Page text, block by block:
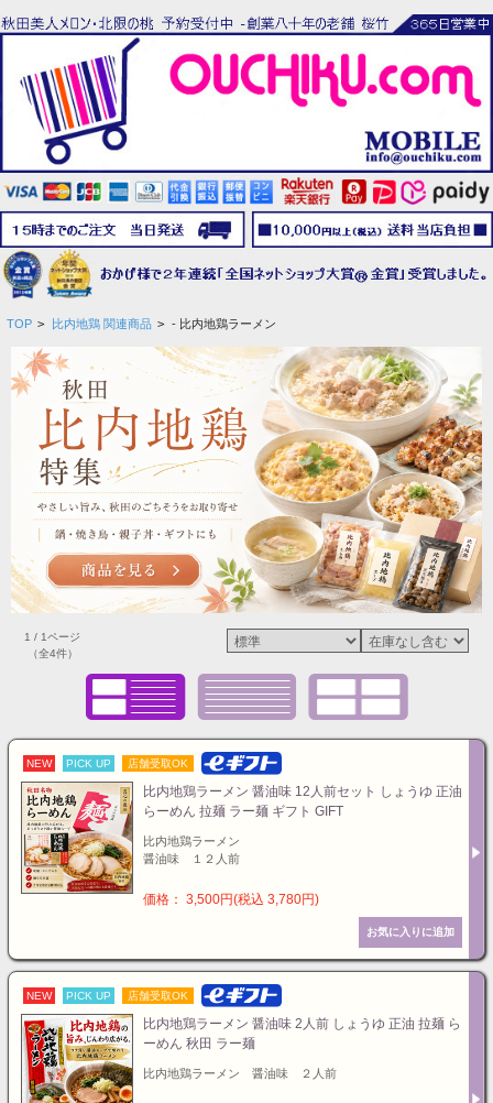
TOP > 比内地鶏 関連商品 > - 比内地鶏ラーメン
1 / 1ページ
（全4件）
NEW PICK UP 店舗受取OK
比内地鶏ラーメン 醤油味 12人前セット しょうゆ 正油
らーめん 拉麺 ラー麺 ギフト GIFT
比内地鶏ラーメン
醤油味 １２人前
価格： 3,500円(税込 3,780円)
NEW PICK UP 店舗受取OK
比内地鶏ラーメン 醤油味 2人前 しょうゆ 正油 拉麺 ら
ーめん 秋田 ラー麺
比内地鶏ラーメン 醤油味 ２人前